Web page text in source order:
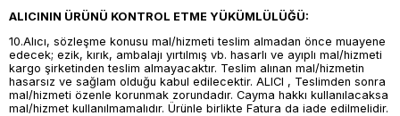
ALICININ ÜRÜNÜ KONTROL ETME YÜKÜMLÜLÜĞÜ:
10.Alıcı, sözleşme konusu mal/hizmeti teslim almadan önce muayene
edecek; ezik, kırık, ambalajı yırtılmış vb. hasarlı ve ayıplı mal/hizmeti
kargo şirketinden teslim almayacaktır. Teslim alınan mal/hizmetin
hasarsız ve sağlam olduğu kabul edilecektir. ALICI , Teslimden sonra
mal/hizmeti özenle korunmak zorundadır. Cayma hakkı kullanılacaksa
mal/hizmet kullanılmamalıdır. Ürünle birlikte Fatura da iade edilmelidir.